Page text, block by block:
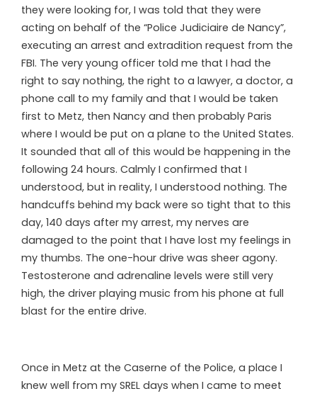
they were looking for, I was told that they were
acting on behalf of the “Police Judiciaire de Nancy”,
executing an arrest and extradition request from the
FBI. The very young officer told me that I had the
right to say nothing, the right to a lawyer, a doctor, a
phone call to my family and that I would be taken
first to Metz, then Nancy and then probably Paris
where I would be put on a plane to the United States.
It sounded that all of this would be happening in the
following 24 hours. Calmly I confirmed that I
understood, but in reality, I understood nothing. The
handcuffs behind my back were so tight that to this
day, 140 days after my arrest, my nerves are
damaged to the point that I have lost my feelings in
my thumbs. The one-hour drive was sheer agony.
Testosterone and adrenaline levels were still very
high, the driver playing music from his phone at full
blast for the entire drive.
Once in Metz at the Caserne of the Police, a place I
knew well from my SREL days when I came to meet